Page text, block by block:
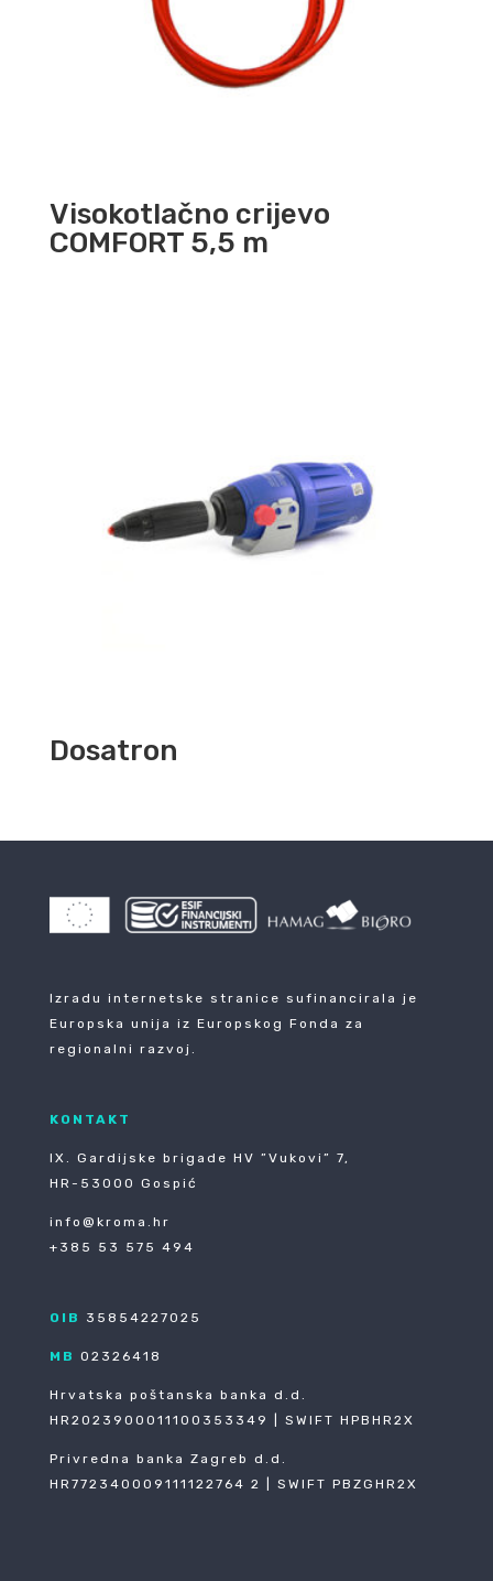
Visokotlačno crijevo
COMFORT 5,5 m
Dosatron
Izradu internetske stranice sufinancirala je
Europska unija iz Europskog Fonda za
regionalni razvoj.
KONTAKT
IX. Gardijske brigade HV ”Vukovi” 7,
HR-53000 Gospić
info@kroma.hr
+385 53 575 494
OIB 35854227025
MB 02326418
Hrvatska poštanska banka d.d.
HR2023900011100353349 | SWIFT HPBHR2X
Privredna banka Zagreb d.d.
HR772340009111122764 2 | SWIFT PBZGHR2X